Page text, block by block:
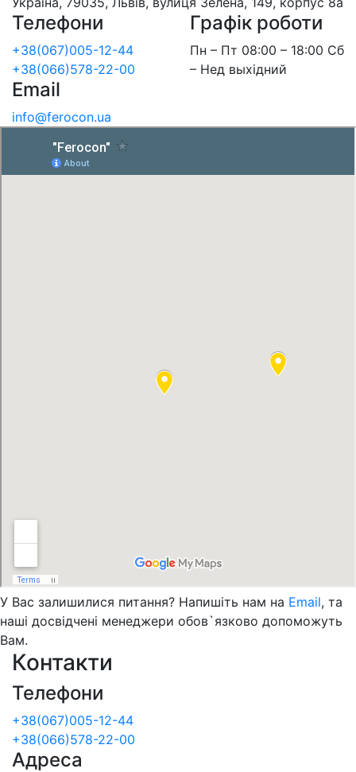
Телефони
+38(067)005-12-44
+38(066)578-22-00
Графік роботи
Пн – Пт 08:00 – 18:00 Сб
– Нед выхідний
Email
info@ferocon.ua
У Вас залишилися питання? Напишіть нам на Email, та
наші досвідчені менеджери обов`язково допоможуть
Вам.
Контакти
Телефони
+38(067)005-12-44
+38(066)578-22-00
Адреса